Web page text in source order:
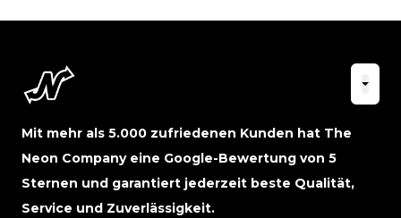
Mit mehr als 5.000 zufriedenen Kunden hat The
Neon Company eine Google-Bewertung von 5
Sternen und garantiert jederzeit beste Qualität,
Service und Zuverlässigkeit.